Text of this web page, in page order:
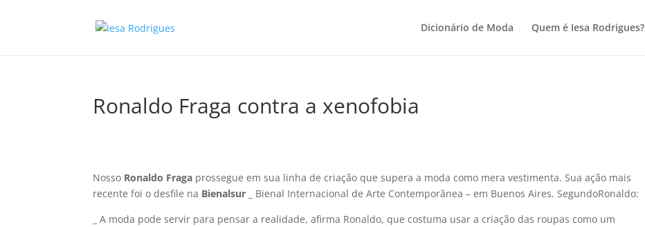
Dicionário de Moda Quem é Iesa Rodrigues?
Ronaldo Fraga contra a xenofobia
Nosso Ronaldo Fraga prossegue em sua linha de criação que supera a moda como mera vestimenta. Sua ação mais
recente foi o desfile na Bienalsur _ Bienal Internacional de Arte Contemporânea – em Buenos Aires. SegundoRonaldo:
_ A moda pode servir para pensar a realidade, afirma Ronaldo, que costuma usar a criação das roupas como um